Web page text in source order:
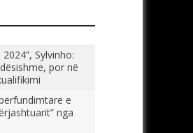
2024”, Sylvinho:
por në
e
nga